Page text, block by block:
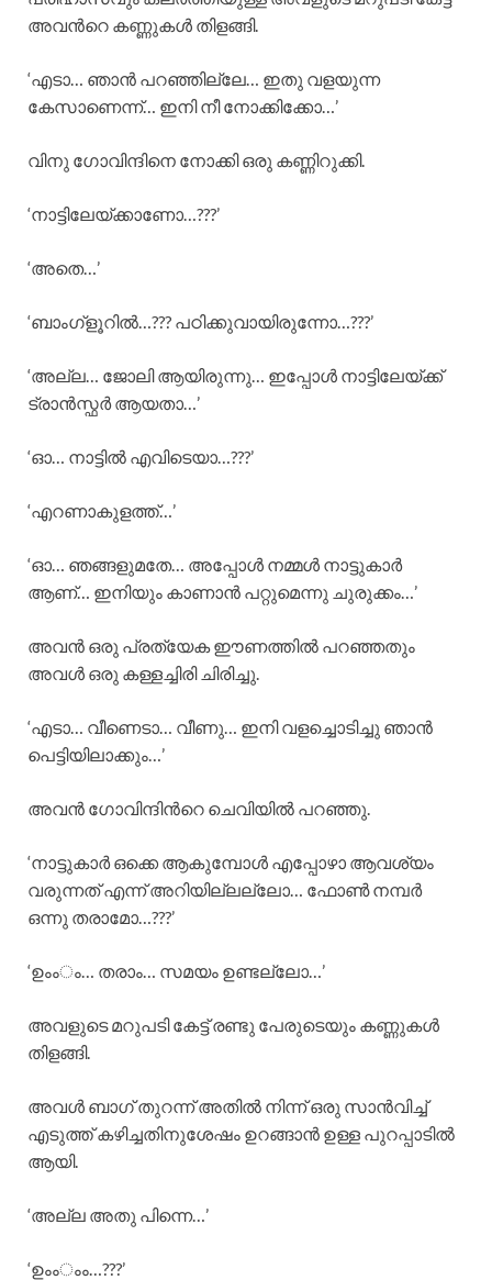
അവന്‍റെ കണ്ണുകള്‍ തിളങ്ങി.
‘എടാ… ഞാന്‍ പറഞ്ഞില്ലേ… ഇതു വളയുന്ന
കേസാണെന്ന്… ഇനി നീ നോക്കിക്കോ…’
വിനു ഗോവിന്ദിനെ നോക്കി ഒരു കണ്ണിറുക്കി.
‘നാട്ടിലേയ്ക്കാണോ…???’
‘അതെ…’
‘ബാംഗ്ളൂറില്‍…??? പഠിക്കുവായിരുന്നോ…???’
‘അല്ല… ജോലി ആയിരുന്നു… ഇപ്പോള്‍ നാട്ടിലേയ്ക്ക്
ട്രാന്‍സ്ഫര്‍ ആയതാ…’
‘ഓ… നാട്ടില്‍ എവിടെയാ…???’
‘എറണാകുളത്ത്…’
‘ഓ… ഞങ്ങളുമതേ… അപ്പോള്‍ നമ്മള്‍ നാട്ടുകാര്‍
ആണ്… ഇനിയും കാണാന്‍ പറ്റുമെന്നു ചുരുക്കം…’
അവന്‍ ഒരു പ്രത്യേക ഈണത്തില്‍ പറഞ്ഞതും
അവള്‍ ഒരു കള്ളച്ചിരി ചിരിച്ചു.
‘എടാ… വീണെടാ… വീണു… ഇനി വളച്ചൊടിച്ചു ഞാന്‍
പെട്ടിയിലാക്കും…’
അവന്‍ ഗോവിന്ദിന്‍റെ ചെവിയില്‍ പറഞ്ഞു.
‘നാട്ടുകാര്‍ ഒക്കെ ആകുമ്പോള്‍ എപ്പോഴാ ആവശ്യം
വരുന്നത് എന്ന് അറിയില്ലല്ലോ… ഫോണ്‍ നമ്പര്‍
ഒന്നു തരാമോ…???’
‘ഉംംം… തരാം… സമയം ഉണ്ടല്ലോ…’
അവളുടെ മറുപടി കേട്ട് രണ്ടു പേരുടെയും കണ്ണുകള്‍
തിളങ്ങി.
അവള്‍ ബാഗ് തുറന്ന് അതില്‍ നിന്ന് ഒരു സാന്‍വിച്ച്
എടുത്ത് കഴിച്ചതിനുശേഷം ഉറങ്ങാന്‍ ഉള്ള പുറപ്പാടില്‍
ആയി.
‘അല്ല അതു പിന്നെ…’
‘ഉംംംം…???’